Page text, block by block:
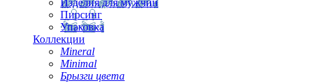
Изделия для мужчин
Пирсинг
Упаковка
Коллекции
Mineral
Minimal
Брызги цвета